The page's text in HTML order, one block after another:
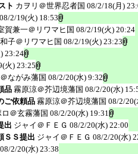
ト カヲリ＠世界忍者国 08/2/18(月)
08/2/19(火) 18:53
賀兼一＠リワマヒ国 08/2/19(火) 20:24
和子＠リワマヒ国 08/2/19(火) 23:23
23:24
火) 23:25
ながみ藩国 08/2/20(水) 9:32
品 霧原涼＠芥辺境藩国 08/2/20(水)
ご依頼品 霧原涼＠芥辺境藩国 08/2/20(
ロ＠玄霧藩国 08/2/20(水) 19:31
出 ジャイ＠ＦＥＧ 08/2/20(水) 22:00
ＳＳ提出 ジャイ＠ＦＥＧ 08/2/20(水)
08/2/20(水) 23:38